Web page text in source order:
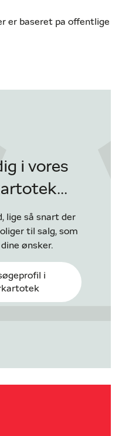
er baseret pa offentlige
i vores
lige så snart der
til salg, som
ønsker.
i